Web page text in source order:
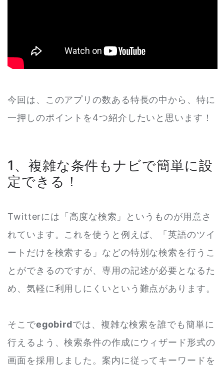
今回は、このアプリの数ある特長の中から、特に
一押しのポイントを4つ紹介したいと思います！
1、複雑な条件もナビで簡単に設
定できる！
Twitterには「高度な検索」というものが用意さ
れています。これを使うと例えば、「英語のツイ
ートだけを検索する」などの特別な検索を行うこ
とができるのですが、専用の記述が必要となるた
め、気軽に利用しにくいという難点があります。
そこでegobirdでは、複雑な検索を誰でも簡単に
行えるよう、検索条件の作成にウィザード形式の
画面を採用しました。案内に従ってキーワードを